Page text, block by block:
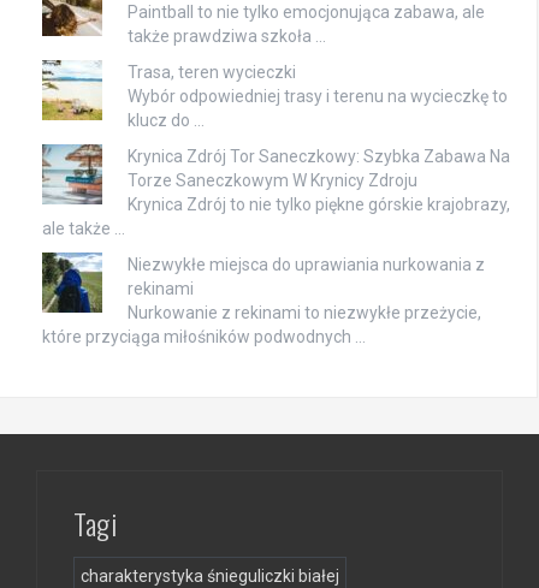
Paintball to nie tylko emocjonująca zabawa, ale
także prawdziwa szkoła …
Trasa, teren wycieczki
Wybór odpowiedniej trasy i terenu na wycieczkę to
klucz do …
Krynica Zdrój Tor Saneczkowy: Szybka Zabawa Na
Torze Saneczkowym W Krynicy Zdroju
Krynica Zdrój to nie tylko piękne górskie krajobrazy,
ale także …
Niezwykłe miejsca do uprawiania nurkowania z
rekinami
Nurkowanie z rekinami to niezwykłe przeżycie,
które przyciąga miłośników podwodnych …
Tagi
charakterystyka śnieguliczki białej